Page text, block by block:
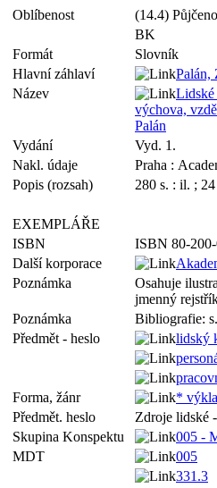
Oblíbenost
(14.4)
BK
Formát
Slovník
Hlavní záhlaví
Palán,
Název
výchova,
Palán
Vydání
Vyd. 1.
Nakl. údaje
Praha :
Popis (rozsah)
280 s. : il. ;
EXEMPLÁŘE
ISBN
ISBN 80-
Další korporace
Poznámka
Osahuje
jmenný
Poznámka
Bibliografie:
Předmět - heslo
lidský
Forma, žánr
*
Předmět. heslo
Zdroje lidské
Skupina Konspektu
005 -
MDT
005
331.3